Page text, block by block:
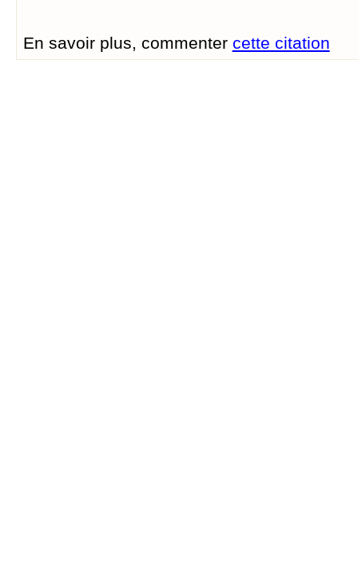
En savoir plus, commenter cette citation